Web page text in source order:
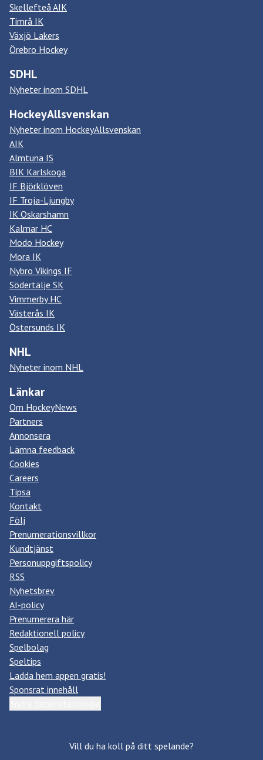
Skellefteå AIK
Timrå IK
Växjö Lakers
Örebro Hockey
SDHL
Nyheter inom SDHL
HockeyAllsvenskan
Nyheter inom HockeyAllsvenskan
AIK
Almtuna IS
BIK Karlskoga
IF Björklöven
IF Troja-Ljungby
IK Oskarshamn
Kalmar HC
Modo Hockey
Mora IK
Nybro Vikings IF
Södertälje SK
Vimmerby HC
Västerås IK
Östersunds IK
NHL
Nyheter inom NHL
Länkar
Om HockeyNews
Partners
Annonsera
Lämna feedback
Cookies
Careers
Tipsa
Kontakt
Följ
Prenumerationsvillkor
Kundtjänst
Personuppgiftspolicy
RSS
Nyhetsbrev
AI-policy
Prenumerera här
Redaktionell policy
Spelbolag
Speltips
Ladda hem appen gratis!
Sponsrat innehåll
Vill du ha koll på ditt spelande?